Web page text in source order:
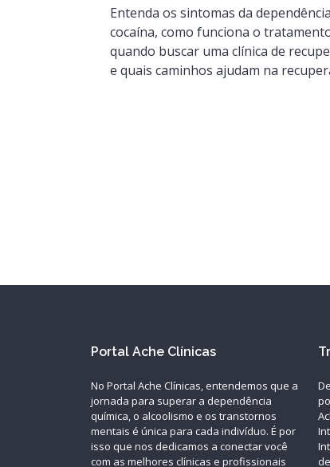
Entenda os sintomas da
cocaína, como funciona o
quando buscar uma clínica de
e quais caminhos ajudam na
Portal Ache Clínicas
No Portal Ache Clínicas, entendemos que a
jornada para superar a dependência
química, o alcoolismo e os transtornos
mentais é única para cada indivíduo. É por
isso que nos dedicamos a conectar você
com as melhores clínicas e profissionais